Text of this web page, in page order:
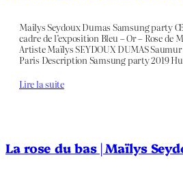
Mailys Seydoux Dumas Samsung party
cadre de l’exposition Bleu – Or – Rose de
Artiste Maïlys SEYDOUX DUMAS
Paris Description Samsung party 2019
Lire la suite
La rose du bas | Maïlys